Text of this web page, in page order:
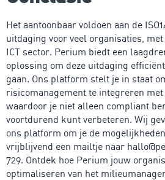
Het aantoonbaar voldoen aan de
uitdaging voor veel organisaties,
ICT sector. Perium biedt een
oplossing om deze uitdaging
gaan. Ons platform stelt je in staat
risicomanagement te integreren
waardoor je niet alleen compliant
voortdurend kunt verbeteren. Wij
ons platform om je de
vrijblijvend een mailtje naar
729. Ontdek hoe Perium jouw
optimaliseren van het